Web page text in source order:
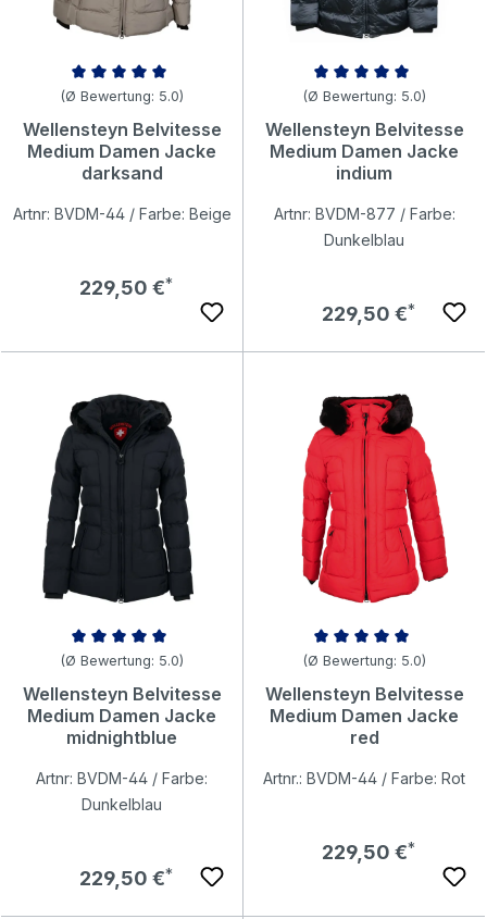
Durchschnittliche Bewertung von 5 von 5 Sternen
(Ø Bewertung: 5.0)
Wellensteyn Belvitesse
Medium Damen Jacke
darksand
Artnr: BVDM-44 / Farbe: Beige
Regulärer Preis:
229,50 €
Durchschnittliche Bewertung
(Ø Bewertung: 5.0)
Wellensteyn Belvitesse
Medium Damen Jacke
indium
Artnr: BVDM-877 / Farbe:
Dunkelblau
Regulärer Preis:
229,50 €
Durchschnittliche Bewertung von 5 von 5 Sternen
(Ø Bewertung: 5.0)
Wellensteyn Belvitesse
Medium Damen Jacke
midnightblue
Artnr: BVDM-44 / Farbe:
Dunkelblau
Regulärer Preis:
229,50 €
Durchschnittliche Bewertung
(Ø Bewertung: 5.0)
Wellensteyn Belvitesse
Medium Damen Jacke
red
Artnr.: BVDM-44 / Farbe: Rot
Regulärer Preis:
229,50 €